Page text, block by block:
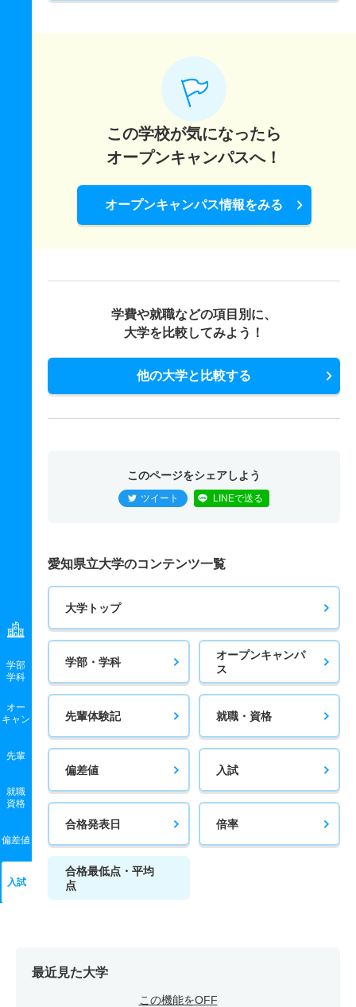
学部
学科
オー
キャン
先輩
就職
資格
偏差値
入試
この学校が気になったら
オープンキャンパスへ！
オープンキャンパス情報をみる
学費や就職などの項目別に、
大学を比較してみよう！
他の大学と比較する
このページをシェアしよう
ツイート LINEで送る
愛知県立大学のコンテンツ一覧
大学トップ
学部・学科
オープンキャンパ
ス
先輩体験記 就職・資格
偏差値 入試
合格発表日 倍率
合格最低点・平均
点
最近見た大学
この機能をOFF